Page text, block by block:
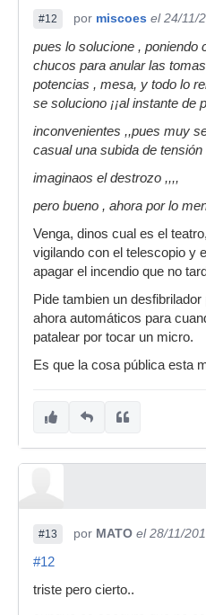
#12 por miscoes el 24/11/
pues lo solucione , poniendo
chucos para anular las
potencias , mesa, y todo lo
se soluciono ¡¡al instante de
inconvenientes ,,pues muy
casual una subida de tensión
imaginaos el destrozo ,,,,
pero bueno , ahora por lo
Venga, dinos cual es el
vigilando con el telescopio y
apagar el incendio que no
Pide tambien un
ahora automáticos para
patalear por tocar un micro.
Es que la cosa pública esta
#13 por MATO el 28/11/
#12
triste pero cierto..